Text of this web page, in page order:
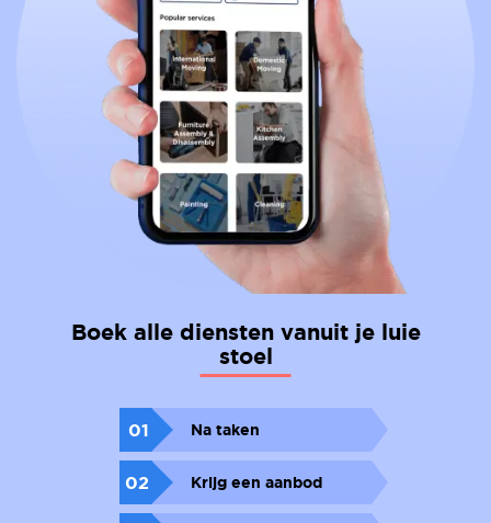
Boek alle diensten vanuit je luie
stoel
01 Na taken
02 Krijg een aanbod